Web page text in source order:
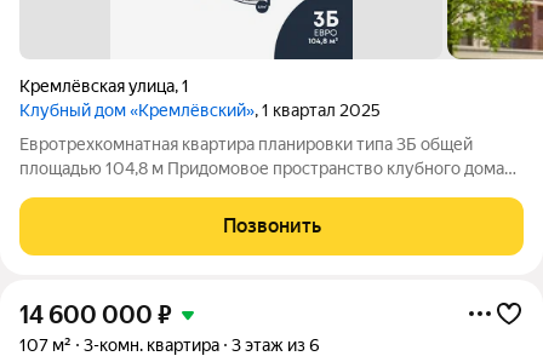
Кремлёвская улица,1
Клубный дом «Кремлёвский», 1 квартал 2025
Евротрехкомнатная квартира планировки типа 3Б общей
площадью 104,8 м Придомовое пространство клубного дома
паркинг на 53 парковочных места Детские площадки Зона
work-out и business lounge
Позвонить
14 600 000 ₽
107 м² 3-комн. квартира 3 этаж из 6